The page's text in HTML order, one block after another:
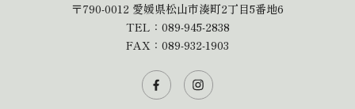
〒790-0012 愛媛県松山市湊町2丁目5番地6
TEL： 089-945-2838
FAX：089-932-1903